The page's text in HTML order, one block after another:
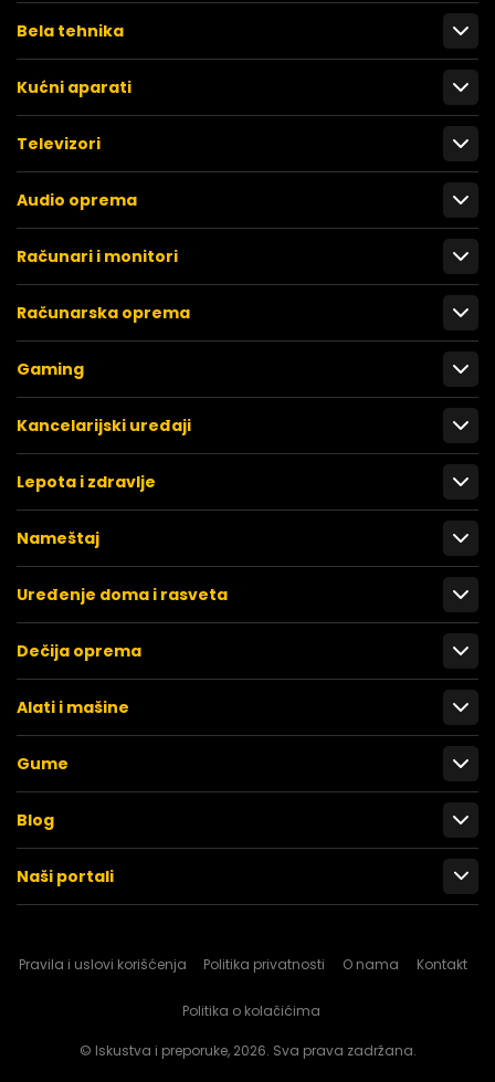
Bela tehnika
Kućni aparati
Televizori
Audio oprema
Računari i monitori
Računarska oprema
Gaming
Kancelarijski uređaji
Lepota i zdravlje
Nameštaj
Uređenje doma i rasveta
Dečija oprema
Alati i mašine
Gume
Blog
Naši portali
Pravila i uslovi korišćenja Politika privatnosti O nama Kontakt
Politika o kolačićima
© Iskustva i preporuke, 2026. Sva prava zadržana.